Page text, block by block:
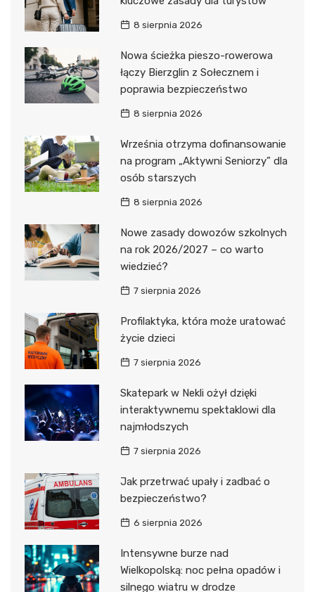
8 sierpnia 2026
Nowa ścieżka pieszo-rowerowa
łączy Bierzglin z Sołecznem i
poprawia bezpieczeństwo
8 sierpnia 2026
Września otrzyma dofinansowanie
na program „Aktywni Seniorzy” dla
osób starszych
8 sierpnia 2026
Nowe zasady dowozów szkolnych
na rok 2026/2027 – co warto
wiedzieć?
7 sierpnia 2026
Profilaktyka, która może uratować
życie dzieci
7 sierpnia 2026
Skatepark w Nekli ożył dzięki
interaktywnemu spektaklowi dla
najmłodszych
7 sierpnia 2026
Jak przetrwać upały i zadbać o
bezpieczeństwo?
6 sierpnia 2026
Intensywne burze nad
Wielkopolską: noc pełna opadów i
silnego wiatru w drodze